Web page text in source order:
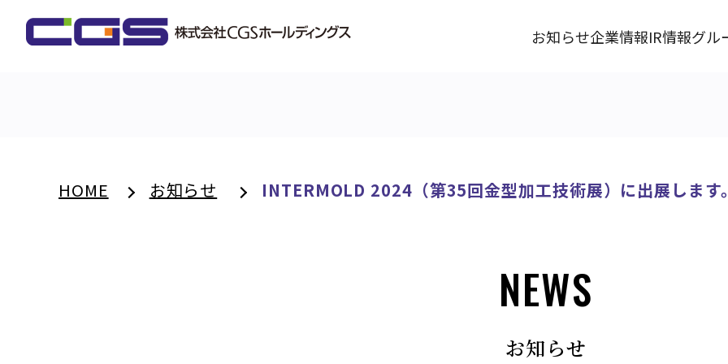
お知らせ企業情報IR情報グル
HOME お知らせ INTERMOLD 2024（第35回金型加工技術展）に出展します。
NEWS
お知らせ